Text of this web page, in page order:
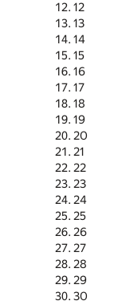
12
13
14
15
16
17
18
19
20
21
22
23
24
25
26
27
28
29
30